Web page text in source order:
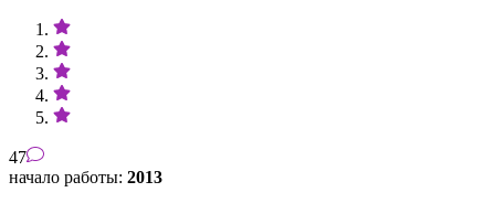
47
начало работы: 2013